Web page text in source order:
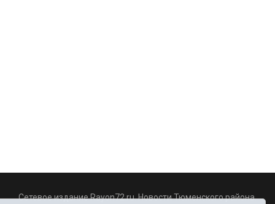
Сетевое издание Rayon72.ru. Новости Тюменского района.